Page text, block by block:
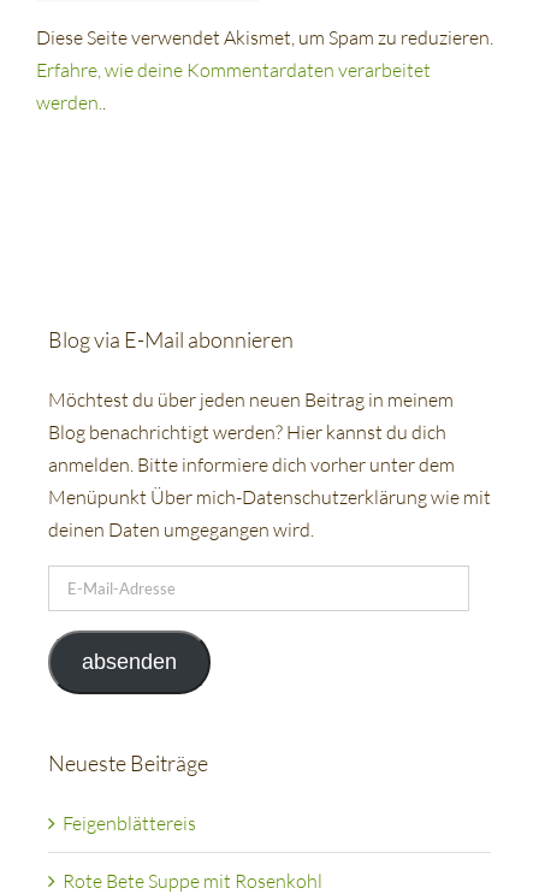
Diese Seite verwendet Akismet, um Spam zu reduzieren.
Erfahre, wie deine Kommentardaten verarbeitet
werden.
Blog via E-Mail abonnieren
Möchtest du über jeden neuen Beitrag in meinem
Blog benachrichtigt werden? Hier kannst du dich
anmelden. Bitte informiere dich vorher unter dem
Menüpunkt Über mich-Datenschutzerklärung wie mit
deinen Daten umgegangen wird.
Mail-
Adresse
absenden
Neueste Beiträge
Feigenblättereis
Rote Bete Suppe mit Rosenkohl